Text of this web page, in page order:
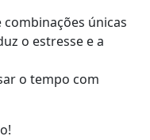
combinações únicas
o estresse e a
o tempo com